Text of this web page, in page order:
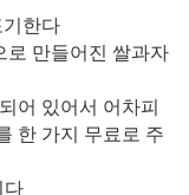
기한다
로 만들어진 쌀과자
어 있어서 어차피
한 가지 무료로 주
다